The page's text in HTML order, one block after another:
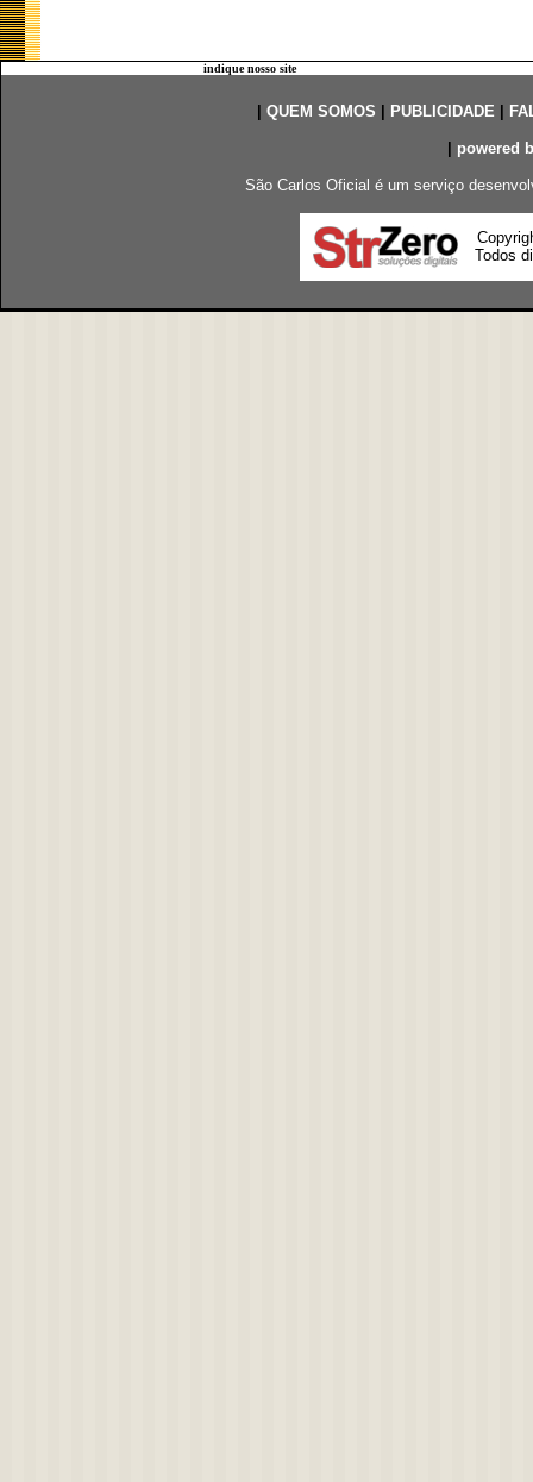
indique nosso site
QUEM SOMOS PUBLICIDADE|
powered
São Carlos Oficial é um serviço
Todos